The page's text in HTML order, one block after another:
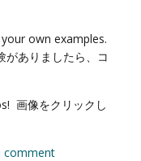
own examples.
がありましたら、コ
画像をクリックし
comment